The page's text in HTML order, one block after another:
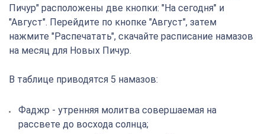
Пичур" расположены две кнопки: "На сегодня" и
"Август". Перейдите по кнопке "Август", затем
нажмите "Распечатать", скачайте расписание намазов
на месяц для Новых Пичур.
В таблице приводятся 5 намазов:
Фаджр - утренняя молитва совершаемая на
рассвете до восхода солнца;